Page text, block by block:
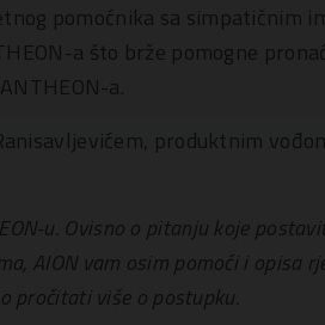
pomoćnika sa simpatičnim
a što brže pomogne
a.
produktnim
u. Ovisno o pitanju koje
AION vam osim pomoći i opisa
pročitati više o postupku.